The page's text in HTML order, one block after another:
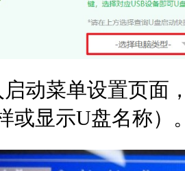
启动菜单设置页面
或显示U盘名称）